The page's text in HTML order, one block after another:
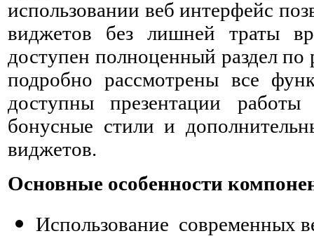
использовании веб интерфейс
виджетов без лишней траты
доступен полноценный раздел
подробно рассмотрены все
доступны презентации
бонусные стили и
виджетов.
Основные особенности
Использование современных